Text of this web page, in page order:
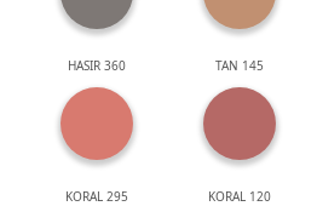
HASIR 360 TAN 145
KORAL 295 KORAL 120